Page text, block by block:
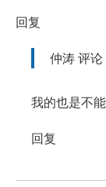
回复
仲涛评论
我的也是不
回复